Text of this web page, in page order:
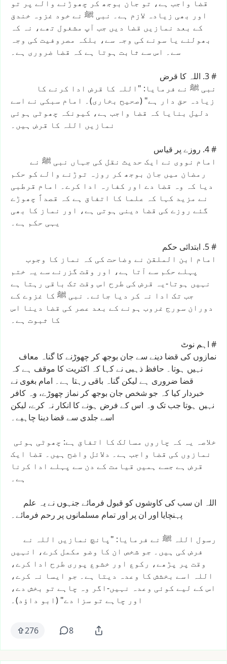
قضا واجب ہے، تو جان بوجھ کر چھوڑنے والے پر تو
اور بھی زیادہ لازم ہے۔ نبی ﷺ نے خود غزوہ خندق
کے بعد نمازیں قضا دیں جب آپ مشغول تھے، نہ کہ
بھولنے یا سونے کی وجہ سے، بلکہ مصروفیت کی وجہ
سے۔ اس سے ثابت ہوتا ہے کہ قضا ضروری ہے۔
#
3. اللہ کا قرض
نبی ﷺ نے فرمایا: "اللہ کا قرض ادا کرنے کا
زیادہ حق دار ہے" (صحیح بخاری)۔ امام سبکی نے اسے
دلیل بنایا کہ قضا واجب ہے، کیونکہ چھوٹی ہوئی
نمازیں اللہ کا قرض ہیں۔
#
4. روزے پر قیاس
امام نووی نے ایک حدیث نقل کی جہاں نبی ﷺ نے
رمضان میں جان بوجھ کر روزہ توڑنے والے کو حکم
دیا کہ وہ قضا دے اور کفارہ ادا کرے۔ امام قرطبی
نے مزید کہا کہ علما کا اتفاق ہے کہ قصداً چھوڑے
گئے روزے کی قضا دینی ہوتی ہے، اور نماز کا بھی
یہی حکم ہے۔
#
5. ابتدائی حکم
امام ابن الملقن نے وضاحت کی کہ نماز کا وجوب
پہلے حکم سے آتا ہے، اور وقت گزرنے سے یہ ختم
نہیں ہوتا-یہ قرض کی طرح اس وقت تک باقی رہتا ہے
جب تک ادا نہ کر دیا جائے۔ نبی ﷺ کا غزوے کے
دوران سورج غروب ہونے کے بعد عصر کی قضا دینا اس
کا ثبوت ہے۔
# اہم نوٹ
نمازوں کی قضا دینے سے جان بوجھ کر چھوڑنےکا گناہ معاف
نہیں ہوتا۔ حافظ ذہبی نےکہا کہ اکثریت کا موقف ہےکہ
قضا ضروری ہے لیکن گناہ باقی رہتا ہے۔ امام بغوی نے
خبردار کیا کہ جو شخص جان بوجھ کر نماز چھوڑے، وہ کافر
نہیں ہوتا جب تک وہ اس کے فرض ہونےکا انکار نہ کرے، لیکن
اسے جلدی سے قضا دینا چاہیے۔
خلاصہ یہ کہ چاروں مسالک کا اتفاق ہے: چھوٹی ہوئی
نمازوں کی قضا واجب ہے۔ دلائل واضح ہیں۔ قضا ایک
قرض ہے جسے ہمیں قیامت کے دن سے پہلے ادا کرنا
ہے۔
اللہ ان سب کی کاوشوں کو قبول فرمائے جنہوں نے یہ علم
پہنچایا اور ان پر اور تمام مسلمانوں پر رحم فرمائے۔
رسول اللہ ﷺ نے فرمایا: "پانچ نمازیں اللہ نے
فرض کی ہیں۔ جو شخص ان کا وضو مکمل کرے، انہیں
وقت پر پڑھے، رکوع اور خشوع پوری طرح ادا کرے،
اللہ اسے بخشش کا وعدہ دیتا ہے۔ جو ایسا نہ کرے،
اس کے لیے کوئی وعدہ نہیں-اگر وہ چاہے تو بخش دے،
اور چاہے تو سزا دے" (ابو داؤد)۔
276 8